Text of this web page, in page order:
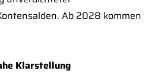
Ab 2028 kommen
Klarstellung